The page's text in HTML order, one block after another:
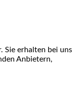
Sie erhalten bei uns
Anbietern,